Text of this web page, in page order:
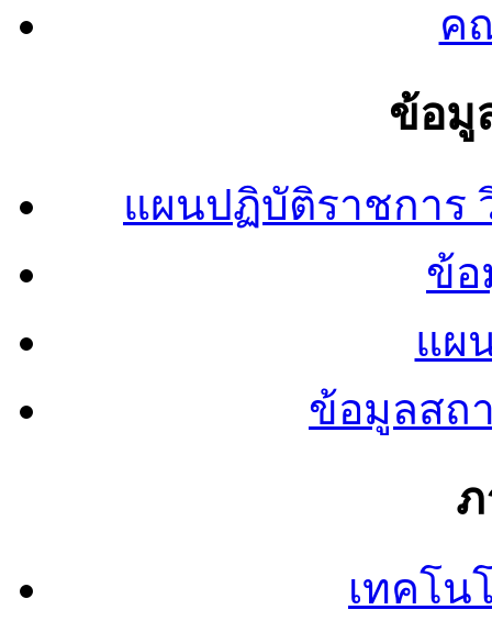
ค
ข้อมู
แผนปฏิบัติราชการ
ข้อ
แผ
ข้อมูลสถ
เทคโน